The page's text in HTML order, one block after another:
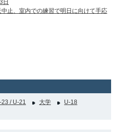
日
止、室内での練習で明日に向けて手応
23 / U-21 大学
U-18